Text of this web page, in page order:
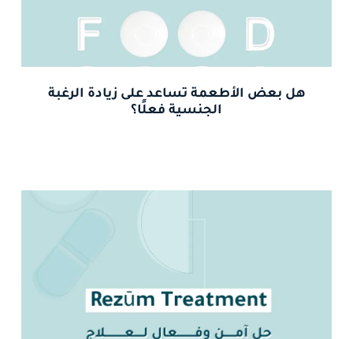
هل بعض الأطعمة تساعد على زيادة الرغبة
الجنسية فعلًا؟